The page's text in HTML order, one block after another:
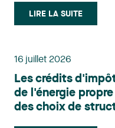
le domaine du droit
Belle-Isle est
principalement sur
du territoire. Elle
clientèle publique et
touchant
LIRE LA SUITE
16 juillet 2026
Les crédits
de l'énergie
des choix de